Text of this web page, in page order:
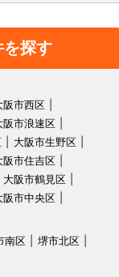
探す
阪市西区
阪市浪速区
大阪市生野区
阪市住吉区
大阪市鶴見区
阪市中央区
南区
堺市北区